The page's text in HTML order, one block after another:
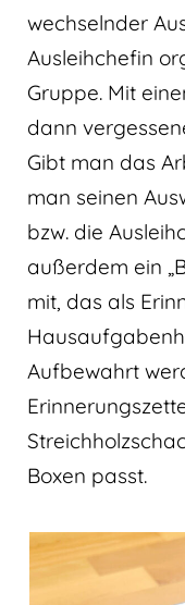
wechselnder
Ausleihchefin
Gruppe. Mit
dann
Gibt man das
man seinen
bzw. die
außerdem ein
mit, das als
Aufbewahrt
Boxen passt.